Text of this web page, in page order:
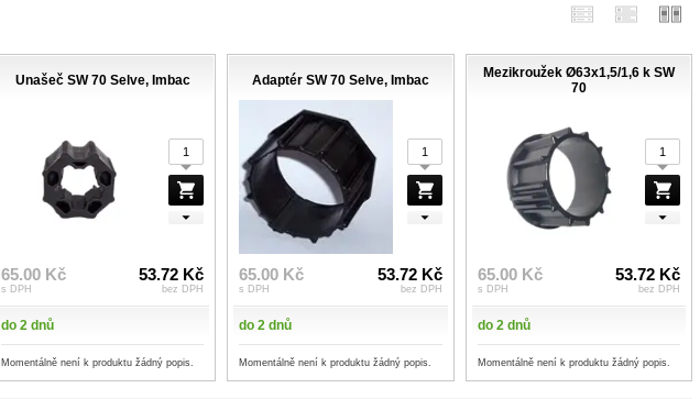
Unašeč SW 70 Selve, Imbac
65.00 Kč
s DPH
53.72 Kč
bez DPH
do 2 dnů
Momentálně není k produktu žádný popis.
Adaptér SW 70 Selve, Imbac
65.00 Kč
s DPH
53.72 Kč
bez DPH
do 2 dnů
Momentálně není k produktu žádný popis.
Mezikroužek Ø63x1,5/1,6 k SW
70
65.00 Kč
s DPH
53.72 Kč
bez DPH
do 2 dnů
Momentálně není k produktu žádný popis.